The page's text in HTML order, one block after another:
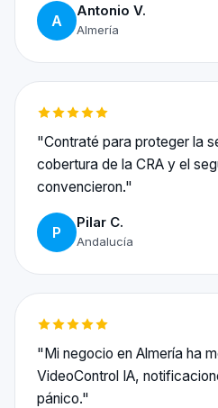
A
Antonio V.
Almería
"Contraté para proteger la
cobertura de la CRA y el
convencieron."
P
Pilar C.
Andalucía
"Mi negocio en Almería ha
VideoControl IA,
pánico."